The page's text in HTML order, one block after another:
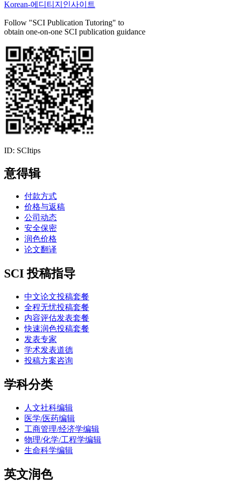
Korean-에디티지인사이트
Follow "SCI Publication Tutoring" to
obtain one-on-one SCI publication guidance
ID: SCItips
意得辑
付款方式
价格与返稿
公司动态
安全保密
润色价格
论文翻译
SCI 投稿指导
中文论文投稿套餐
全程无忧投稿套餐
内容评估发表套餐
快速润色投稿套餐
发表专家
学术发表道德
投稿方案咨询
学科分类
人文社科编辑
医学/医药编辑
工商管理/经济学编辑
物理/化学/工程学编辑
生命科学编辑
英文润色